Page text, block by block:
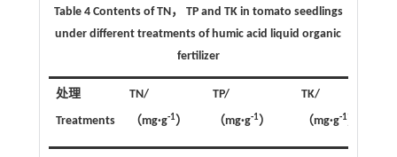
Table 4 Contents of TN， TP and TK in tomato seedlings
under different treatments of humic acid liquid organic
fertilizer
处理
Treatments
TN/
（mg·g-1）
TP/
（mg·g-1）
TK/
（mg·g-1）